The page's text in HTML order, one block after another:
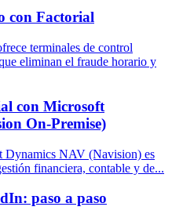
con Factorial
terminales de control
eliminan el fraude horario y
con Microsoft
On-Premise)
Dynamics NAV (Navision) es
financiera, contable y de...
paso a paso